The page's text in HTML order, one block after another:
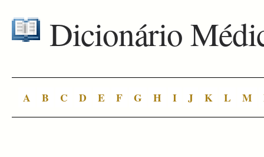
Dicionário
A B C D E F G H I J K L M